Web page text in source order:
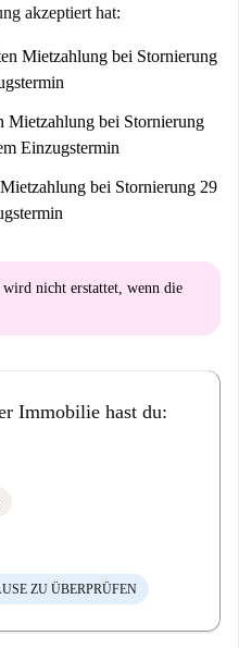
akzeptiert hat:
Mietzahlung bei Stornierung
Mietzahlung bei Stornierung
Einzugstermin
bei Stornierung 29
wird nicht erstattet , wenn die
Immobilie hast du:
ZU ÜBERPRÜFEN